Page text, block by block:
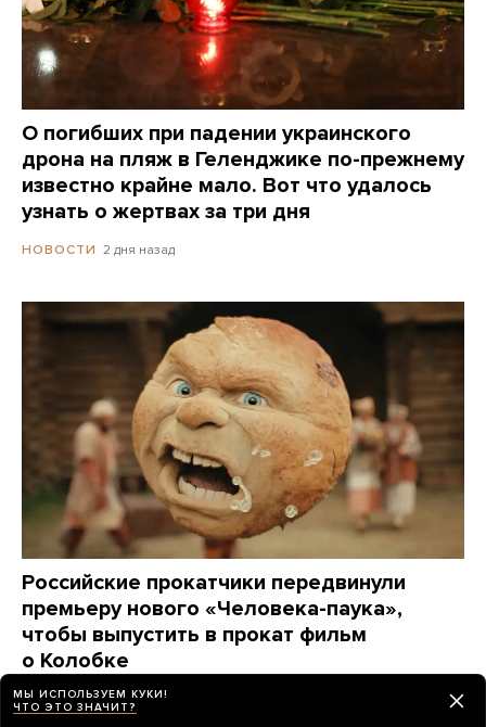
О погибших при падении украинского
дрона на пляж в Геленджике по-прежнему
известно крайне мало. Вот что удалось
узнать о жертвах за три дня
НОВОСТИ 2 дня назад
Российские прокатчики передвинули
премьеру нового «Человека-паука»,
чтобы выпустить в прокат фильм
о Колобке
Зрители обрушили его рейтинг еще до премьеры.
Озвучивший хлеб Гарик Харламов: «Мне глубоко
МЫ ИСПОЛЬЗУЕМ КУКИ!
ЧТО ЭТО ЗНАЧИТ?